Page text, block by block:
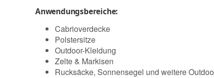
Anwendungsbereiche:
Cabrioverdecke
Polstersitze
Outdoor-Kleidung
Zelte & Markisen
Rucksäcke, Sonnensegel und weitere